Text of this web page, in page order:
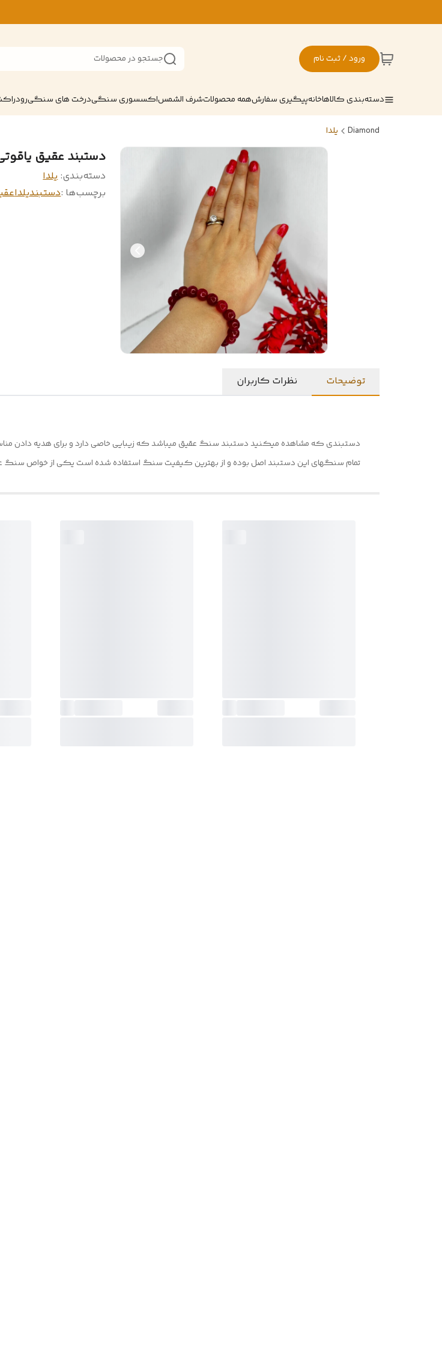
ورود / ثبت نام جستجو در محصولات
دسته‌بندی کالاهاخانهپیگیری سفارشهمه محصولاتشرف الشمساکسسوری سنگیدرخت های سنگی
Diamond یلدا
دستبند عقیق یاقوتی 10 میل
دسته‌بندی:یلدا
برچسب‌ها :دستبندیلدا
توضیحات نظرات کاربران
دستبندی که مشاهده میکنید دستبند سنگ عقیق میباشد که زیبایی خاصی دارد و برای هدیه دادن
تمام سنگهای این دستبند اصل بوده و از بهترین کیفیت سنگ استفاده شده است یکی از خواص سنگ